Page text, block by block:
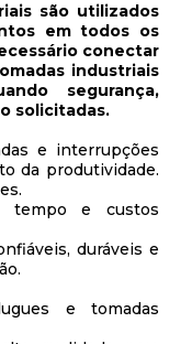
são utilizados
em todos os
conectar
industriais
segurança,
solicitadas.
e interrupções
da produtividade.
tempo e custos
duráveis e
e tomadas